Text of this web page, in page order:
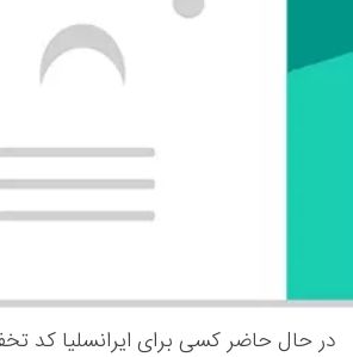
در حال حاضر کسی برای ایرانسلیا کد